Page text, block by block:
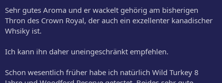
Sehr gutes Aroma und er wackelt gehörig am bisherigen
Thron des Crown Royal, der auch ein exzellenter kanadischer
Whsiky ist.
Ich kann ihn daher uneingeschränkt empfehlen.
Schon wesentlich früher habe ich natürlich Wild Turkey 8